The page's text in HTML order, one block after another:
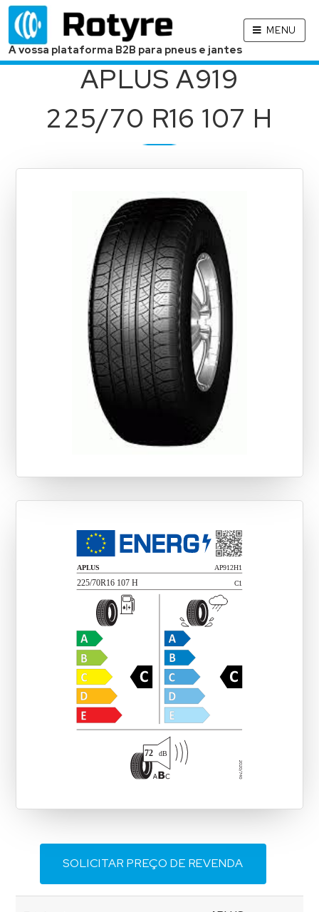
A vossa plataforma B2B para pneus e jantes
MENU
APLUS A919
225/70 R16 107 H
SOLICITAR PREÇO DE REVENDA